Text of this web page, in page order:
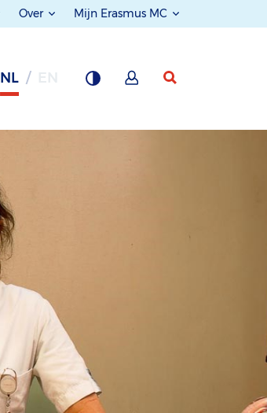
Over Mijn Erasmus MC
NL